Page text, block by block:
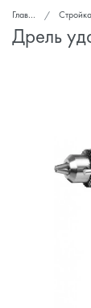
Главная Стройка и
Дрель